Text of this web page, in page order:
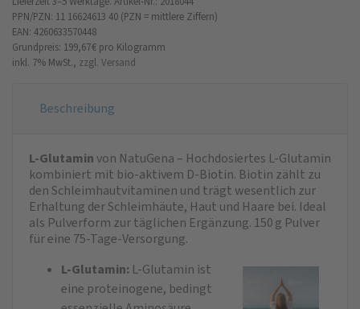
PPN/PZN: 11 16624613 40 (PZN = mittlere Ziffern)
EAN: 4260633570448
Grundpreis: 199,67 € pro Kilogramm
inkl. 7% MwSt., zzgl. Versand
Beschreibung
L-Glutaminvon NatuGena – Hochdosiertes L-Glutamin
kombiniert mit bio-aktivem D-Biotin. Biotin zählt zu
den Schleimhautvitaminen und trägt wesentlich zur
Erhaltung der Schleimhäute, Haut und Haare bei. Ideal
als Pulverform zur täglichen Ergänzung. 150 g Pulver
für eine 75-Tage-Versorgung.
L-Glutamin: L-Glutamin ist
eine proteinogene, bedingt